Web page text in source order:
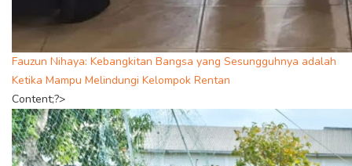
Fauzun Nihaya: Kebangkitan Bangsa yang Sesungguhnya adalah
Ketika Mampu Melindungi Kelompok Rentan
Content;?>